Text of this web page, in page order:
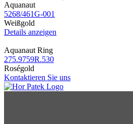
Aquanaut
5268​/461G​-001
Weißgold
Details anzeigen
Aquanaut Ring
275.9759R.530
Roségold
Kontaktieren Sie uns